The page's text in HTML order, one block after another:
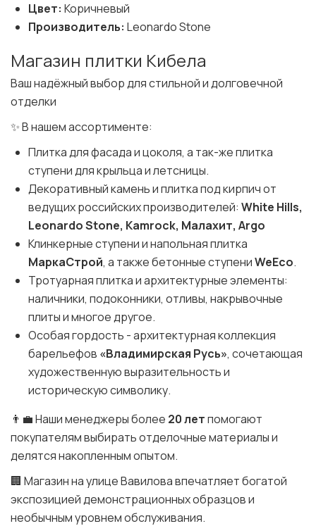
Цвет: Коричневый
Производитель: Leonardo Stone
Магазин плитки Кибела
Ваш надёжный выбор для стильной и долговечной
отделки
✨ В нашем ассортименте:
Плитка для фасада и цоколя, а так-же плитка
ступени для крыльца и летсницы.
Декоративный камень и плитка под кирпич от
ведущих российских производителей: White Hills,
Leonardo Stone, Kamrock, Малахит, Argo
Клинкерные ступени и напольная плитка
МаркаСтрой, а также бетонные ступениWeEco.
Тротуарная плитка и архитектурные элементы:
наличники, подоконники, отливы, накрывочные
плиты и многое другое.
Особая гордость - архитектурная коллекция
барельефов «Владимирская Русь», сочетающая
художественную выразительность и
историческую символику.
👨‍💼 Наши менеджеры более 20 летпомогают
покупателям выбирать отделочные материалы и
делятся накопленным опытом.
🏢 Магазин на улице Вавилова впечатляет богатой
экспозицией демонстрационных образцов и
необычным уровнем обслуживания.